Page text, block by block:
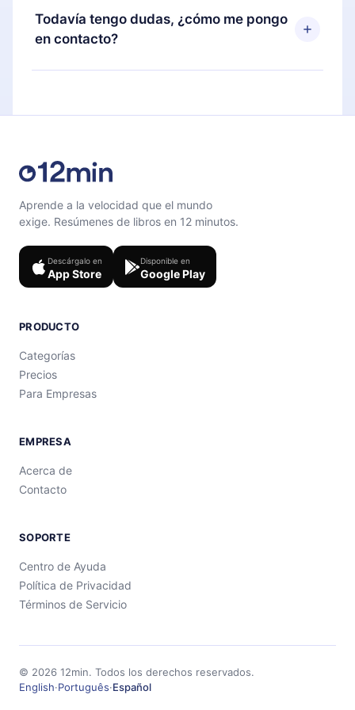
También puedes leer o escuchar tus títulos
favoritos sin conexión y desafiarte con un
puedes cancelar en cualquier momento y el
próximo ciclo de facturación no ocurrirá.
Todavía tengo dudas, ¿cómo me pongo
en contacto?
Siéntete libre de contactarnos en
Aprende a la velocidad que el mundo
exige. Resúmenes de libros en 12 minutos.
Descárgalo en
App Store
Disponible en
Google Play
PRODUCTO
Categorías
Precios
Para Empresas
EMPRESA
Acerca de
Contacto
SOPORTE
Centro de Ayuda
Política de Privacidad
Términos de Servicio
© 2026 12min. Todos los derechos reservados.
English·Português·Español